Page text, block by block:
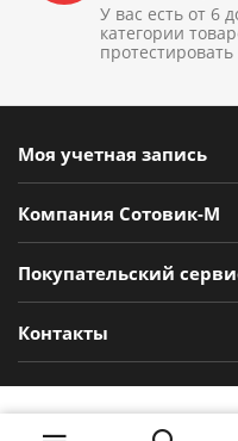
У вас есть от 6
категории
Моя учетная запись
Компания Сотовик-М
Покупательский
Контакты